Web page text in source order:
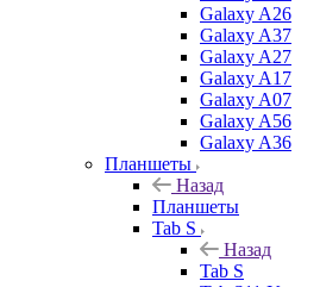
Galaxy A26
Galaxy A37
Galaxy A27
Galaxy A17
Galaxy A07
Galaxy A56
Galaxy A36
Планшеты
Назад
Планшеты
Tab S
Назад
Tab S